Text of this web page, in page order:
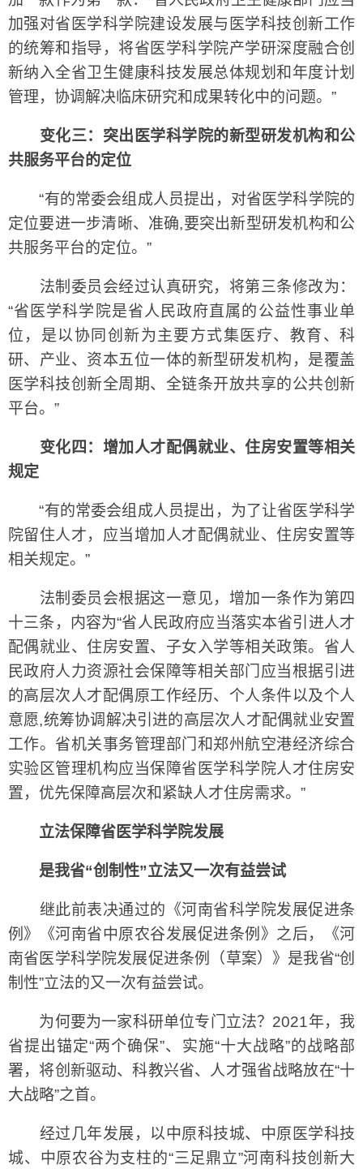
加强对省医学科学院建设发展与医学科技创新工作
的统筹和指导，将省医学科学院产学研深度融合创
新纳入全省卫生健康科技发展总体规划和年度计划
管理，协调解决临床研究和成果转化中的问题。”
变化三：突出医学科学院的新型研发机构和公
共服务平台的定位
“有的常委会组成人员提出，对省医学科学院的
定位要进一步清晰、准确,要突出新型研发机构和公
共服务平台的定位。”
法制委员会经过认真研究，将第三条修改为：
“省医学科学院是省人民政府直属的公益性事业单
位，是以协同创新为主要方式集医疗、教育、科
研、产业、资本五位一体的新型研发机构，是覆盖
医学科技创新全周期、全链条开放共享的公共创新
平台。”
变化四：增加人才配偶就业、住房安置等相关
规定
“有的常委会组成人员提出，为了让省医学科学
院留住人才，应当增加人才配偶就业、住房安置等
相关规定。”
法制委员会根据这一意见，增加一条作为第四
十三条，内容为“省人民政府应当落实本省引进人才
配偶就业、住房安置、子女入学等相关政策。省人
民政府人力资源社会保障等相关部门应当根据引进
的高层次人才配偶原工作经历、个人条件以及个人
意愿,统筹协调解决引进的高层次人才配偶就业安置
工作。省机关事务管理部门和郑州航空港经济综合
实验区管理机构应当保障省医学科学院人才住房安
置，优先保障高层次和紧缺人才住房需求。”
立法保障省医学科学院发展
是我省“创制性”立法又一次有益尝试
继此前表决通过的《河南省科学院发展促进条
例》《河南省中原农谷发展促进条例》之后，《河
南省医学科学院发展促进条例（草案）》是我省“创
制性”立法的又一次有益尝试。
为何要为一家科研单位专门立法？2021年，我
省提出锚定“两个确保”、实施“十大战略”的战略部
署，将创新驱动、科教兴省、人才强省战略放在“十
大战略”之首。
经过几年发展，以中原科技城、中原医学科技
城、中原农谷为支柱的“三足鼎立”河南科技创新大